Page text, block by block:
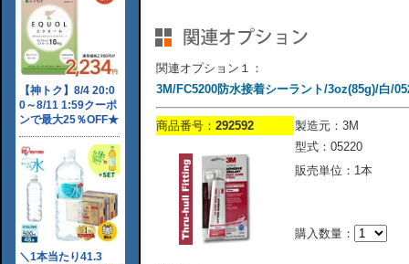
関連オプション１：
3M/FC5200防水接着シーラント/3oz(85g)/白/
商品番号： 292592
製造元：3M
型式：05220
販売単位：1本
購入数量：